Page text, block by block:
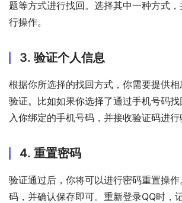
题等方式进行找回。选择其中一种方式
行操作。
3. 验证个人信息
根据你所选择的找回方式，你需要提供
验证。比如如果你选择了通过手机号码
入你绑定的手机号码，并接收验证码进行
4. 重置密码
验证通过后，你将可以进行密码重置操
码，并确认保存即可。重新登录QQ时，